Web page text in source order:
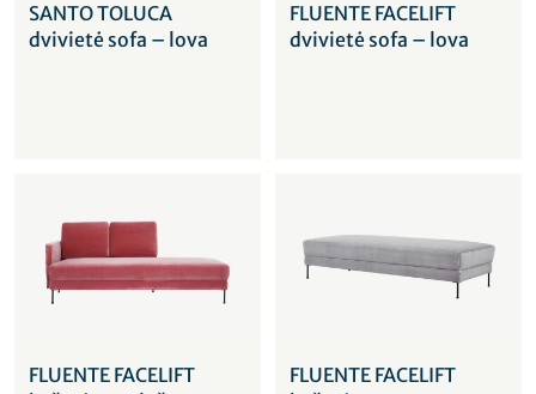
SANTO TOLUCA
dvivietė sofa – lova
FLUENTE FACELIFT
dvivietė sofa – lova
FLUENTE FACELIFT
FLUENTE FACELIFT